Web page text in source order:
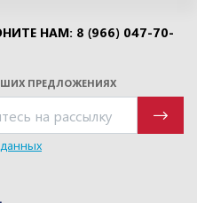
НАМ: 8 (966) 047-70-
ПРЕДЛОЖЕНИЯХ